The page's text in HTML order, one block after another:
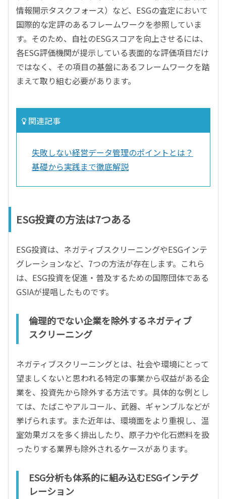
情報開示タスクフォース）など、ESGの査定において
国際的な定評のあるフレームワークを参照していま
す。そのため、自社のESGスコアを向上させるには、
各ESG評価機関が提示している表面的な評価項目だけ
ではなく、その項目の基盤にあるフレームワークを踏
まえて取り組む必要があります。
関連記事
失敗しない経営データ管理のポイントとは？
基礎から実践まで徹底解説
ESG投資の方法は7つある
ESG投資は、ネガティブスクリーニングやESGインテ
グレーションなど、7つの方法が存在します。これら
は、ESG投資を促進・普及するための国際団体である
GSIAが提唱したものです。
倫理的でない企業を除外するネガティブ
スクリーニング
ネガティブスクリーニングとは、社会や環境にとって
望ましくないと思われる特定の事業から収益がある企
業を、投資先から除外する方法です。具体的な例とし
ては、たばこやアルコール、武器、ギャンブルなどが
挙げられます。また近年は、環境面をより重視し、温
室効果ガスを多く排出したり、原子力や化石燃料を扱
ったりする業界も除外されるケースがあります。
ESG分析も体系的に組み込むESGインテグ
レーション